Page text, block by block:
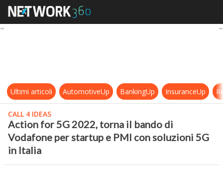
Action for 5G 2022, torna il
Ultimi articoli AutomotiveUp BankingUp InsuranceUp
CALL 4 IDEAS
Action for 5G 2022, torna il bando di
Vodafone per startup e PMI con soluzioni 5G
in Italia